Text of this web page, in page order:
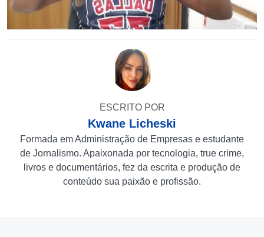
ESCRITO POR
Kwane Licheski
Formada em Administração de Empresas e estudante
de Jornalismo. Apaixonada por tecnologia, true crime,
livros e documentários, fez da escrita e produção de
conteúdo sua paixão e profissão.